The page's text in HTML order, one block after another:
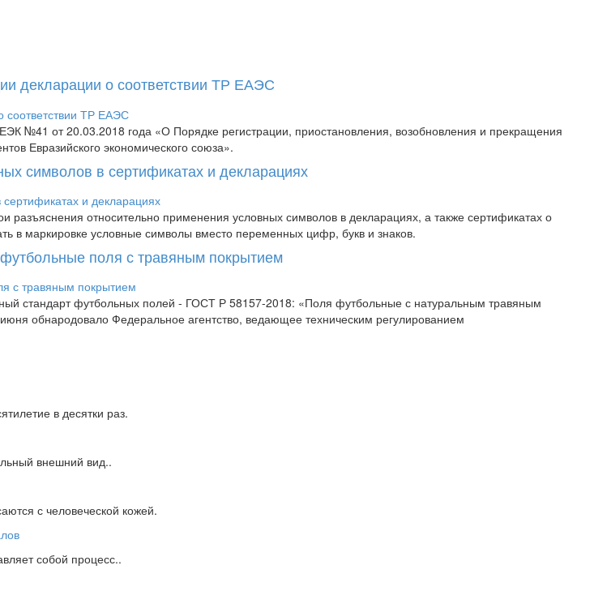
декларации о соответствии ТР ЕАЭС
№41 от 20.03.2018 года «О Порядке регистрации, приостановления, возобновления и прекращения
Евразийского экономического союза».
символов в сертификатах и декларациях
относительно применения условных символов в декларациях, а также сертификатах о
в маркировке условные символы вместо переменных цифр, букв и знаков.
поля с травяным покрытием
стандарт футбольных полей - ГОСТ Р 58157-2018: «Поля футбольные с натуральным травяным
обнародовало Федеральное агентство, ведающее техническим регулированием
в десятки раз.
внешний вид..
с человеческой кожей.
собой процесс..